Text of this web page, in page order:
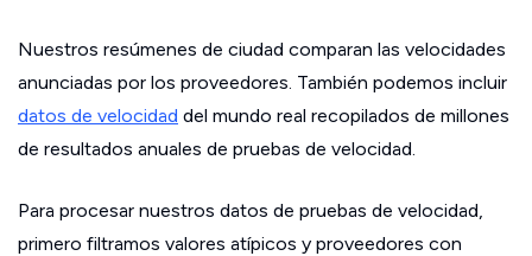
Nuestros resúmenes de ciudad comparan las velocidades
anunciadas por los proveedores. También podemos incluir
datos de velocidad del mundo real recopilados de millones
de resultados anuales de pruebas de velocidad.
Para procesar nuestros datos de pruebas de velocidad,
primero filtramos valores atípicos y proveedores con